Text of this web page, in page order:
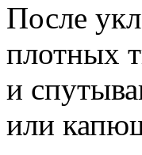
После
плотных
и
или